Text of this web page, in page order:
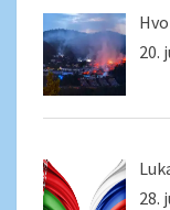
20.
28.